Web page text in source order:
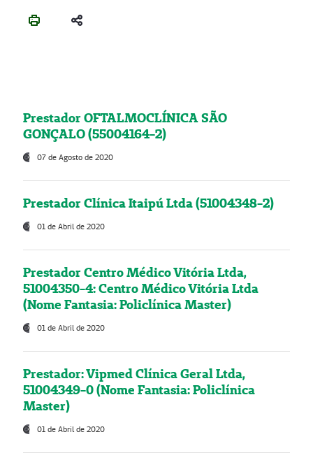
Prestador OFTALMOCLÍNICA SÃO
GONÇALO (55004164-2)
07 de Agosto de 2020
Prestador Clínica Itaipú Ltda (51004348-2)
01 de Abril de 2020
Prestador Centro Médico Vitória Ltda,
51004350-4: Centro Médico Vitória Ltda
(Nome Fantasia: Policlínica Master)
01 de Abril de 2020
Prestador: Vipmed Clínica Geral Ltda,
51004349-0 (Nome Fantasia: Policlínica
Master)
01 de Abril de 2020